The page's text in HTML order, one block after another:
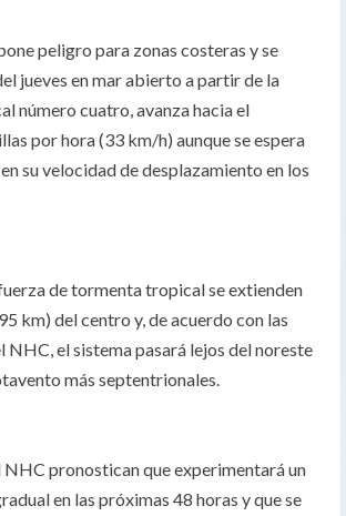
peligro para zonas costeras y se
jueves en mar abierto a partir de la
número cuatro, avanza hacia el
por hora (33 km/h) aunque se espera
su velocidad de desplazamiento en los
de tormenta tropical se extienden
km) del centro y, de acuerdo con las
NHC, el sistema pasará lejos del noreste
más septentrionales.
NHC pronostican que experimentará un
en las próximas 48 horas y que se